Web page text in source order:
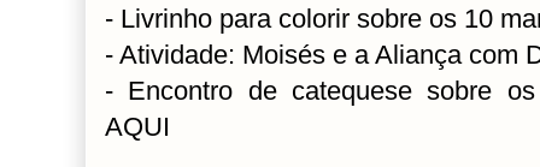
- Livrinho para colorir sobre os 10
- Atividade: Moisés e a Aliança com
- Encontro de catequese sobre
AQUI